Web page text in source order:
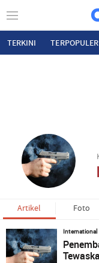
TERKINI TERPOPULER
Artikel Foto
International